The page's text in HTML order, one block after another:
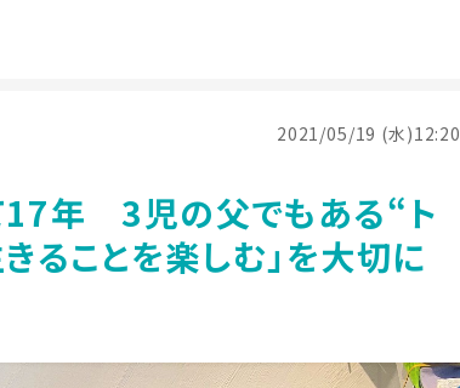
2021/05/19 (水)12:20
17年 3児の父でもある“ト
ることを楽しむ」を大切に